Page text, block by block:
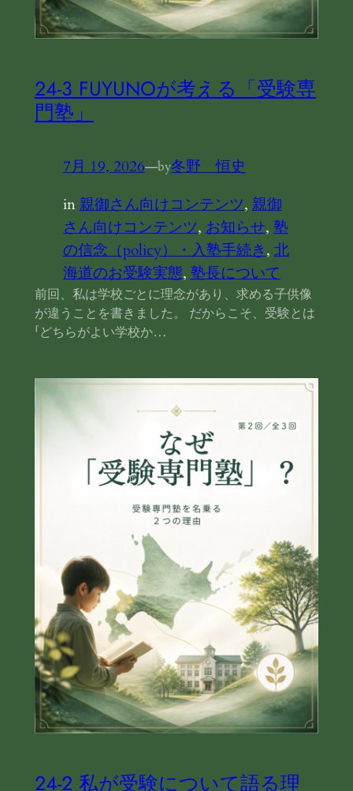
24‐3 FUYUNOが考える「受験専
門塾」
7月 19, 2026—by冬野 恒史
in親御さん向けコンテンツ, 親御
さん向けコンテンツ, お知らせ, 塾
の信念（policy）・入塾手続き, 北
海道のお受験実態, 塾長について
前回、私は学校ごとに理念があり、求める子供像
が違うことを書きました。 だからこそ、受験とは
「どちらがよい学校か…
24‐2 私が受験について語る理